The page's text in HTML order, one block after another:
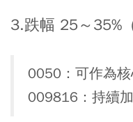
3.跌幅 25～35%
0050：可作為
009816：持續